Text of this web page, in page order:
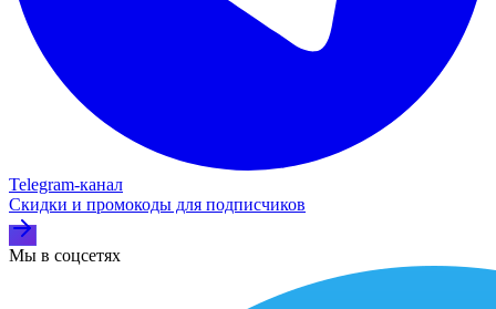
Telegram‑канал
Скидки и промокоды для подписчиков
Мы в соцсетях